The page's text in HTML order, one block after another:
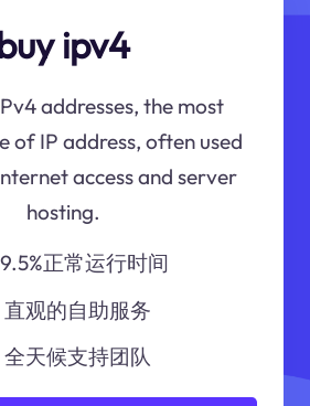
ipv4
addresses, the most
of IP address, often used
access and server
hosting.
正常运行时间
直观的自助服务
全天候支持团队